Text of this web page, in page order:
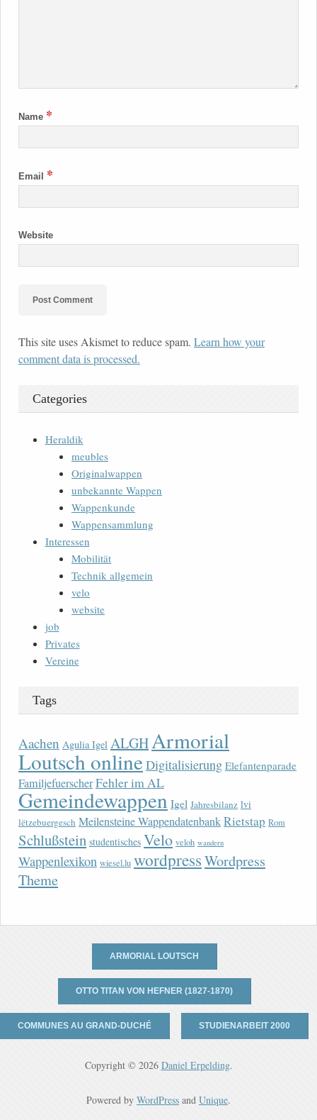
Name *
Email *
Website
This site uses Akismet to reduce spam. Learn how your
comment data is processed.
Categories
Heraldik
meubles
Originalwappen
unbekannte Wappen
Wappenkunde
Wappensammlung
Interessen
Mobilität
Technik allgemein
velo
website
job
Privates
Vereine
Tags
Aachen Agulia Igel ALGH Armorial
Loutsch onlineDigitalisierung Elefantenparade
FamiljefuerscherFehler im AL
Gemeindewappen Igel Jahresbilanz lvi
lëtzebuergesch Meilensteine WappendatenbankRietstap Rom
Schlußstein studentisches Velo veloh wandern
Wappenlexikon wiesel.lu wordpressWordpress
Theme
ARMORIAL LOUTSCH
OTTO TITAN VON HEFNER (1827-1870)
COMMUNES AU GRAND-DUCHÉ STUDIENARBEIT 2000
Copyright © 2026 Daniel Erpelding.
Powered by WordPress and Unique.